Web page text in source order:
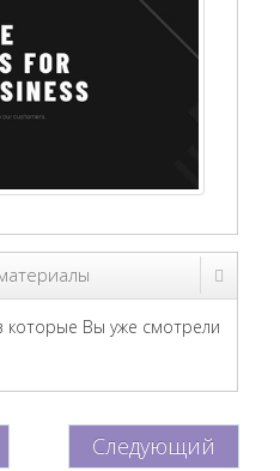
которые Вы уже смотрели
Следующий